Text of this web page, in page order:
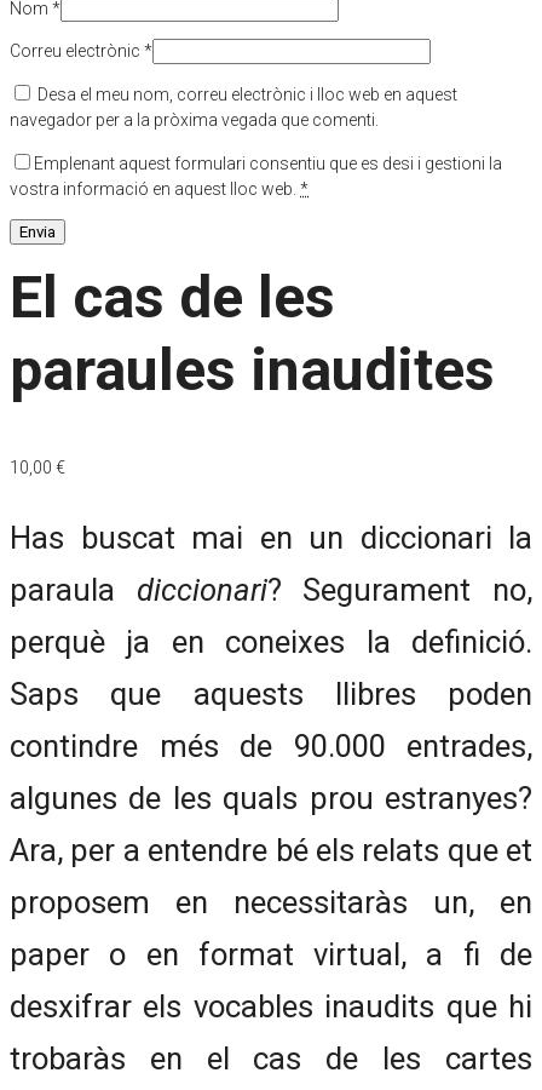
Nom *
Correu electrònic *
Desa el meu nom, correu electrònic i lloc web en aquest
navegador per a la pròxima vegada que comenti.
Emplenant aquest formulari consentiu que es desi i gestioni la
vostra informació en aquest lloc web. *
El cas de les
paraules inaudites
10,00 €
Has buscat mai en un diccionari la
paraula diccionari? Segurament no,
perquè ja en coneixes la definició.
Saps que aquests llibres poden
contindre més de 90.000 entrades,
algunes de les quals prou estranyes?
Ara, per a entendre bé els relats que et
proposem en necessitaràs un, en
paper o en format virtual, a fi de
desxifrar els vocables inaudits que hi
trobaràs en el cas de les cartes